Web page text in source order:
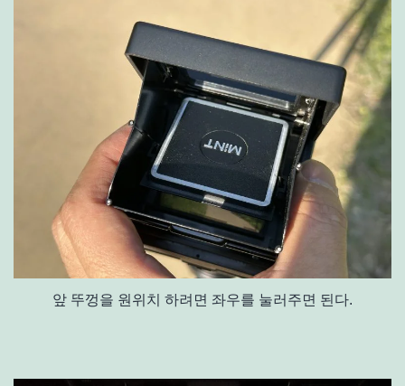
앞 뚜껑을 원위치 하려면 좌우를 눌러주면 된다.